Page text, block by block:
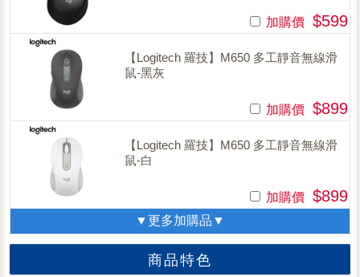
加購價 $599
【Logitech 羅技】M650 多工靜音無線滑
鼠-黑灰
加購價 $899
【Logitech 羅技】M650 多工靜音無線滑
鼠-白
加購價 $899
▼更多加購品▼
商品特色